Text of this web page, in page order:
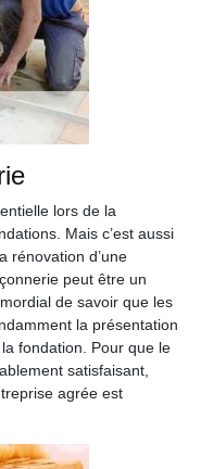
lors de la
Mais c’est aussi
rénovation d’une
peut être un
de savoir que les
la présentation
fondation. Pour que le
satisfaisant,
agrée est